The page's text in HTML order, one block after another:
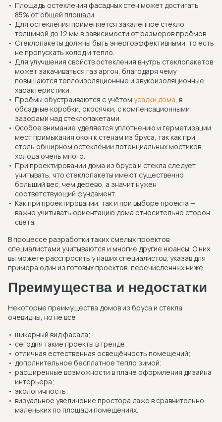
Площадь остекления фасадных стен может достигать
85% от общей площади.
Для остекления применяется закалённое стекло
толщиной до 12 мм в зависимости от размеров проёмов.
Стеклопакеты должны быть энергоэффективными, то есть
не пропускать холод и тепло.
Для улучшения свойств остекления внутрь стеклопакетов
может закачиваться газ аргон, благодаря чему
повышаются теплоизоляционные и звукоизоляционные
характеристики.
Проёмы обустраиваются с учётом усадки дома, в
обсадные коробки, окосячки, с компенсационными
зазорами над стеклопакетами.
Особое внимание уделяется уплотнению и герметизации
мест примыкания окон к стенам из бруса, так как при
столь обширном остеклении потенциальных мостиков
холода очень много.
При проектировании дома из бруса и стекла следует
учитывать, что стеклопакеты имеют существенно
больший вес, чем дерево, а значит нужен
соответствующий фундамент.
Как при проектировании, так и при выборе проекта —
важно учитывать ориентацию дома относительно сторон
света.
В процессе разработки таких смелых проектов
специалистами учитываются и многие другие нюансы. О них
вы можете расспросить у наших специалистов, указав для
примера один из готовых проектов, перечисленных ниже.
Преимущества и недостатки
Некоторые преимущества домов из бруса и стекла
очевидны, но не все:
шикарный вид фасада;
сегодня такие проекты в тренде;
отличная естественная освещённость помещений;
дополнительное бесплатное тепло зимой;
расширенные возможности в плане оформления дизайна
интерьера;
экологичность;
визуальное увеличение простора даже в сравнительно
маленьких по площади помещениях.